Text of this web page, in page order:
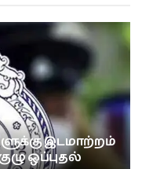
இடமாற்றம்
ஒப்புதல்